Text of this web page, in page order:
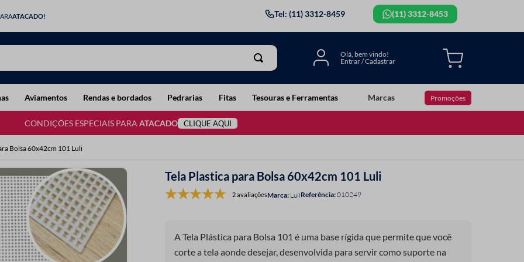
ATACADO! Tel: (11) 3312-8459 (11) 3312-8453
Aviamentos Rendas e bordados Pedrarias Fitas Tesouras e Ferramentas Marcas Promoções
CONDIÇÕES ESPECIAIS PARA ATACADO CLIQUE AQUI
Bolsa 60x42cm 101 Luli
Tela Plastica para Bolsa 60x42cm 101 Luli
2 avaliações LuliReferência:010249
A Tela Plástica para Bolsa 101 é uma base rígida que permite que você
corte a tela aonde desejar, desenvolvida para servir como suporte na